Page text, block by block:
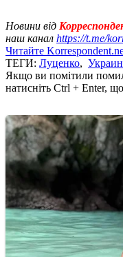
Новини від
наш канал https://t.me/
Читайте
ТЕГИ: Луценко,
Якщо ви помітили
натисніть Ctrl + Enter,